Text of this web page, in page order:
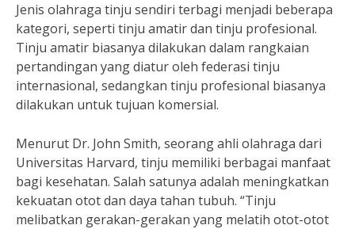
Jenis olahraga tinju sendiri terbagi menjadi beberapa
kategori, seperti tinju amatir dan tinju profesional.
Tinju amatir biasanya dilakukan dalam rangkaian
pertandingan yang diatur oleh federasi tinju
internasional, sedangkan tinju profesional biasanya
dilakukan untuk tujuan komersial.
Menurut Dr. John Smith, seorang ahli olahraga dari
Universitas Harvard, tinju memiliki berbagai manfaat
bagi kesehatan. Salah satunya adalah meningkatkan
kekuatan otot dan daya tahan tubuh. “Tinju
melibatkan gerakan-gerakan yang melatih otot-otot